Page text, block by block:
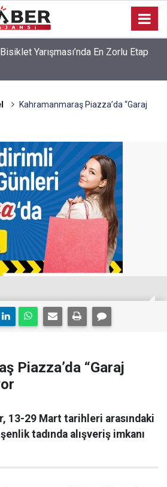
Yarışması’nda En Zorlu Etap
Kahramanmaraş Piazza’da “Garaj
Piazza’da “Garaj
13-29 Mart tarihleri arasındaki
tadında alışveriş imkanı